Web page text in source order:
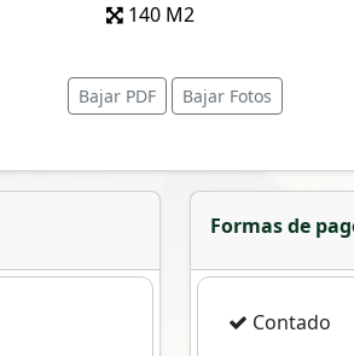
140 M2
Bajar PDF Bajar Fotos
Formas de
Contado